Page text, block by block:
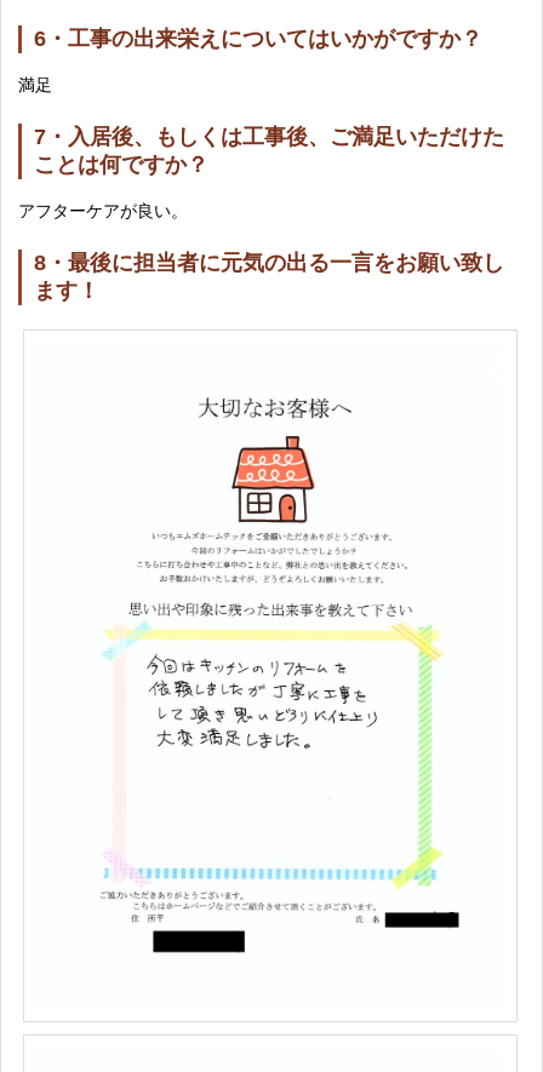
6・工事の出来栄えについてはいかがですか？
満足
7・入居後、もしくは工事後、ご満足いただけた
ことは何ですか？
アフターケアが良い。
8・最後に担当者に元気の出る一言をお願い致し
ます！